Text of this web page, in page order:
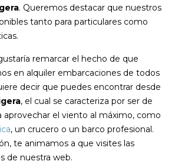
. Queremos destacar que nuestros
tanto para particulares como
remarcar el hecho de que
en alquiler embarcaciones de todos
decir que puedes encontrar desde
, el cual se caracteriza por ser de
aprovechar el viento al máximo, como
, un crucero o un barco profesional.
te animamos a que visites las
de nuestra web.